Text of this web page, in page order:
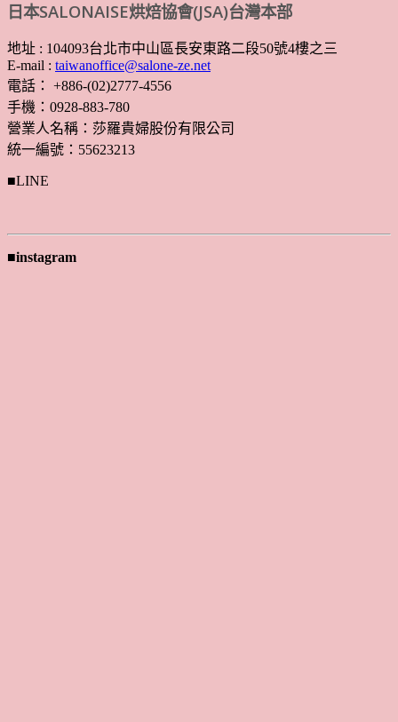
日本SALONAISE烘焙協會(JSA)台灣本部
地址 : 104093台北市中山區長安東路二段50號4樓之三
E-mail : taiwanoffice@salone-ze.net
電話： +886-(02)2777-4556
手機：0928-883-780
營業人名稱：莎羅貴婦股份有限公司
統一編號：55623213
■LINE
■instagram